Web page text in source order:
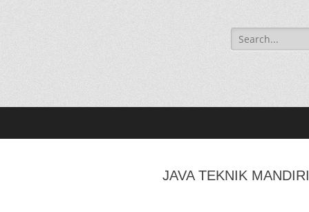
Search
for:
JAVA TEKNIK MANDIRI